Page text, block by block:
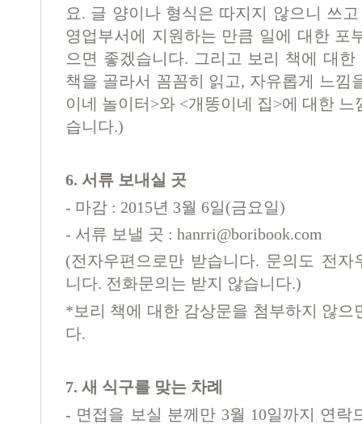
요. 글 양이나 형식은 따지지 않으니 쓰
영업부서에 지원하는 만큼 일에 대한 포
으면 좋겠습니다. 그리고 보리 책에 대한
책을 골라서 꼼꼼히 읽고, 자유롭게 느낌
이네 놀이터 >와 <개똥이네 집>에 대한 느
습니다.)
6. 서류 보내실 곳
- 마감 : 2015년 3월 6일(금요일)
- 서류 보낼 곳 : hanrri@boribook.com
(전자우편으로만 받습니다. 문의도 전자
니다. 전화문의는 받지 않습니다.)
*보리 책에 대한 감상문을 첨부하지 않
다.
7. 새 식구를 맞는 차례
- 면접을 보실 분께만 3월 10일까지 연락